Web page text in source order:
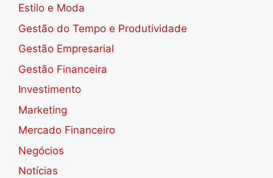
Estilo e Moda
Gestão do Tempo e Produtividade
Gestão Empresarial
Gestão Financeira
Investimento
Marketing
Mercado Financeiro
Negócios
Notícias